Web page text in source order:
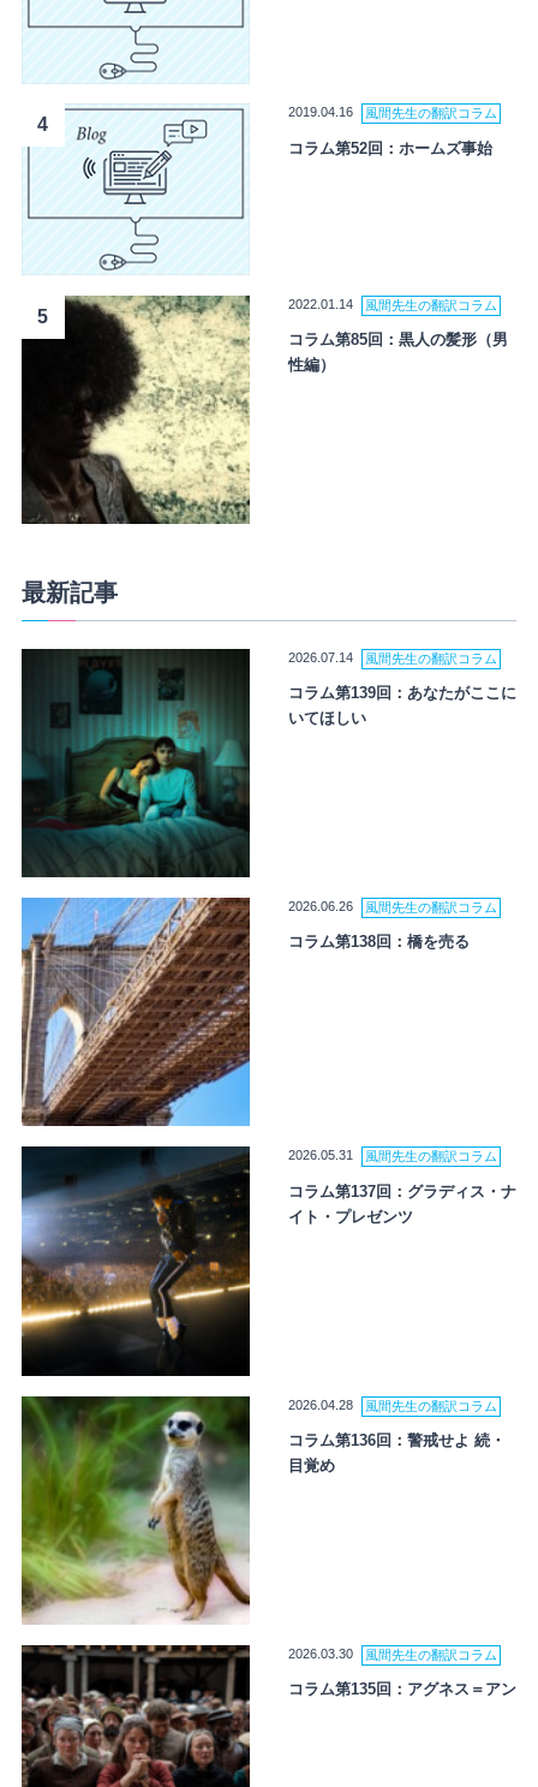
4
2019.04.16 風間先生の翻訳コラム
コラム第52回：ホームズ事始
5
2022.01.14 風間先生の翻訳コラム
コラム第85回：黒人の髪形（男
性編）
最新記事
2026.07.14 風間先生の翻訳コラム
コラム第139回：あなたがここに
いてほしい
2026.06.26 風間先生の翻訳コラム
コラム第138回：橋を売る
2026.05.31 風間先生の翻訳コラム
コラム第137回：グラディス・ナ
イト・プレゼンツ
2026.04.28 風間先生の翻訳コラム
コラム第136回：警戒せよ 続・
目覚め
2026.03.30 風間先生の翻訳コラム
コラム第135回：アグネス＝アン